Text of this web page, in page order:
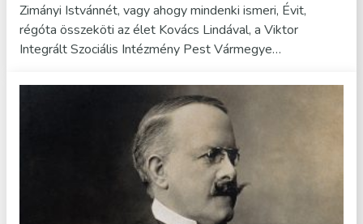
Zimányi Istvánnét, vagy ahogy mindenki ismeri, Évit,
régóta összeköti az élet Kovács Lindával, a Viktor
Integrált Szociális Intézmény Pest Vármegye…